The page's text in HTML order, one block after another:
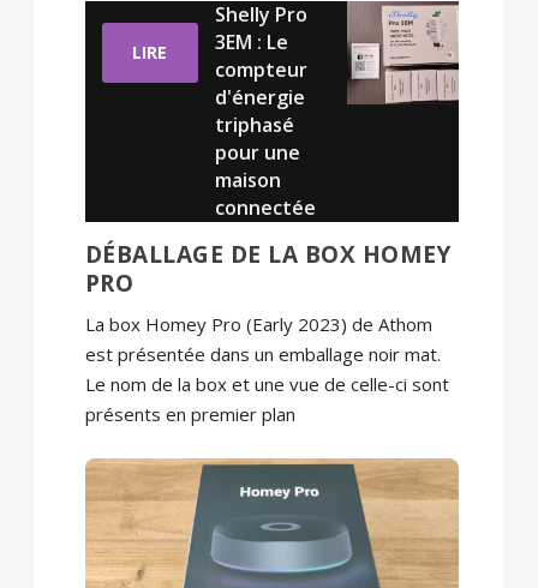
LIRE
Shelly Pro
3EM : Le
compteur
d'énergie
triphasé
pour une
maison
connectée
DÉBALLAGE DE LA BOX HOMEY
PRO
La box Homey Pro (Early 2023) de Athom
est présentée dans un emballage noir mat.
Le nom de la box et une vue de celle-ci sont
présents en premier plan